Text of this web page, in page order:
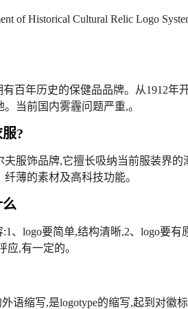
of Historical Cultural Relic Logo
百年历史的保健品品牌。从1912年
当前国内雾霾问题严重,。
?
夫服饰品牌,它擅长吸纳当前服装界
薄的素材及高科技功能。
么
、logo要简单,结构清晰,2、logo要
应,有一定的。
语缩写,是logotype的缩写,起到对徽